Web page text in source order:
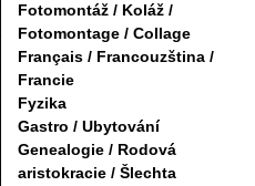
Fotomontáž / Koláž /
Fotomontage / Collage
Français / Francouzština /
Francie
Fyzika
Gastro / Ubytování
Genealogie / Rodová
aristokracie / Šlechta